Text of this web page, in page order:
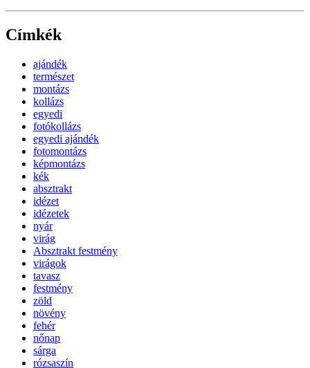
Címkék
ajándék
természet
montázs
kollázs
egyedi
fotókollázs
egyedi ajándék
fotomontázs
képmontázs
kék
absztrakt
idézet
idézetek
nyár
virág
Absztrakt festmény
virágok
tavasz
festmény
zöld
növény
fehér
nőnap
sárga
rózsaszín